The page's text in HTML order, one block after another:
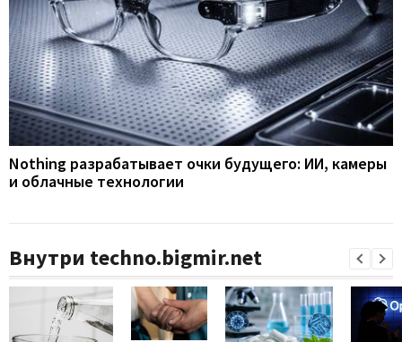
Nothing разрабатывает очки будущего: ИИ, камеры
и облачные технологии
Внутри techno.bigmir.net